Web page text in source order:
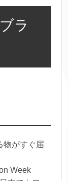
ラ
物がすぐ届
Week